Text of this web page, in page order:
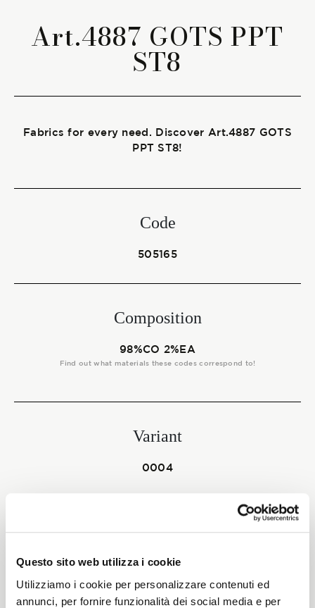
Questo sito web utilizza i cookie
Utilizziamo i cookie per personalizzare contenuti ed
annunci, per fornire funzionalità dei social media e per
Art.4887 GOTS PPT
ST8
Fabrics for every need. Discover Art.4887 GOTS
PPT ST8!
Code
505165
Composition
98%CO 2%EA
Find out what materials these codes correspond to!
Variant
0004
Weight
430 G/MLIN
SUSTAINABILITY
Certifications
CONTACT US